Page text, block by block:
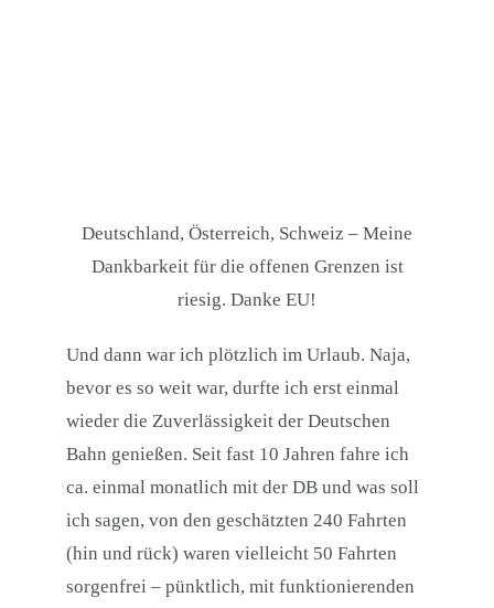
Deutschland, Österreich, Schweiz – Meine
Dankbarkeit für die offenen Grenzen ist
riesig. Danke EU!
Und dann war ich plötzlich im Urlaub. Naja,
bevor es so weit war, durfte ich erst einmal
wieder die Zuverlässigkeit der Deutschen
Bahn genießen. Seit fast 10 Jahren fahre ich
ca. einmal monatlich mit der DB und was soll
ich sagen, von den geschätzten 240 Fahrten
(hin und rück) waren vielleicht 50 Fahrten
sorgenfrei – pünktlich, mit funktionierenden